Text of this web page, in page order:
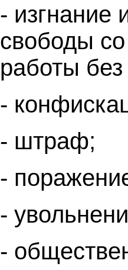
- изгнание
свободы
работы
-
- штраф;
-
-
-